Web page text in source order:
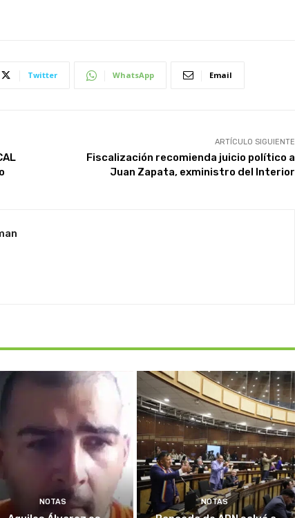
Twitter WhatsApp Email
ARTÍCULO SIGUIENTE
Fiscalización recomienda juicio político a
Juan Zapata, exministro del Interior
NOTAS NOTAS